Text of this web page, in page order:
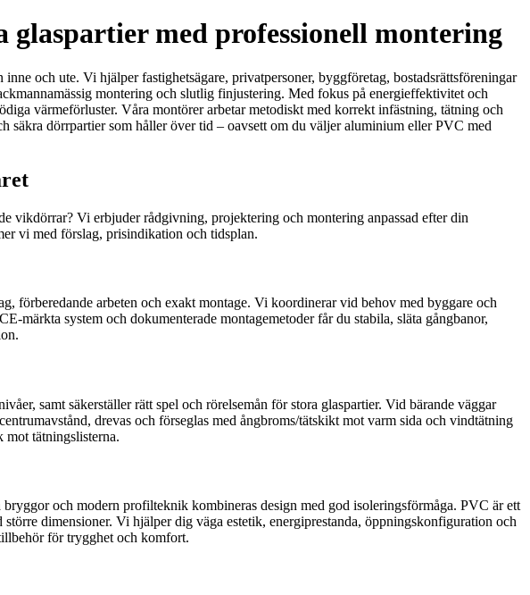
med professionell montering
och ute. Vi hjälper fastighetsägare, privatpersoner, byggföretag, bostadsrättsföreningar
montering och slutlig finjustering. Med fokus på energieffektivitet och
värmeförluster. Våra montörer arbetar metodiskt med korrekt infästning, tätning och
säkra dörrpartier som håller över tid – oavsett om du väljer aluminium eller PVC med
vikdörrar? Vi erbjuder rådgivning, projektering och montering anpassad efter din
vi med förslag, prisindikation och tidsplan.
förberedande arbeten och exakt montage. Vi koordinerar vid behov med byggare och
märkta system och dokumenterade montagemetoder får du stabila, släta gångbanor,
samt säkerställer rätt spel och rörelsemån för stora glaspartier. Vid bärande väggar
drevas och förseglas med ångbroms/tätskikt mot varm sida och vindtätning
tätningslisterna.
och modern profilteknik kombineras design med god isoleringsförmåga. PVC är ett
dimensioner. Vi hjälper dig väga estetik, energiprestanda, öppningskonfiguration och
för trygghet och komfort.